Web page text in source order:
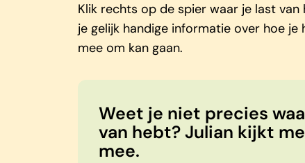
Klik rechts op de spier waar je last van
je gelijk handige informatie over hoe je
mee om kan gaan.
Weet je niet precies
van hebt? Julian kijkt
mee.